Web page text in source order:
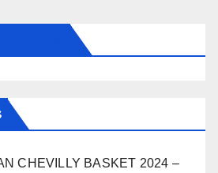
CHEVILLY BASKET 2024 –